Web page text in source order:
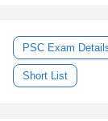
PSC Exam
Short List